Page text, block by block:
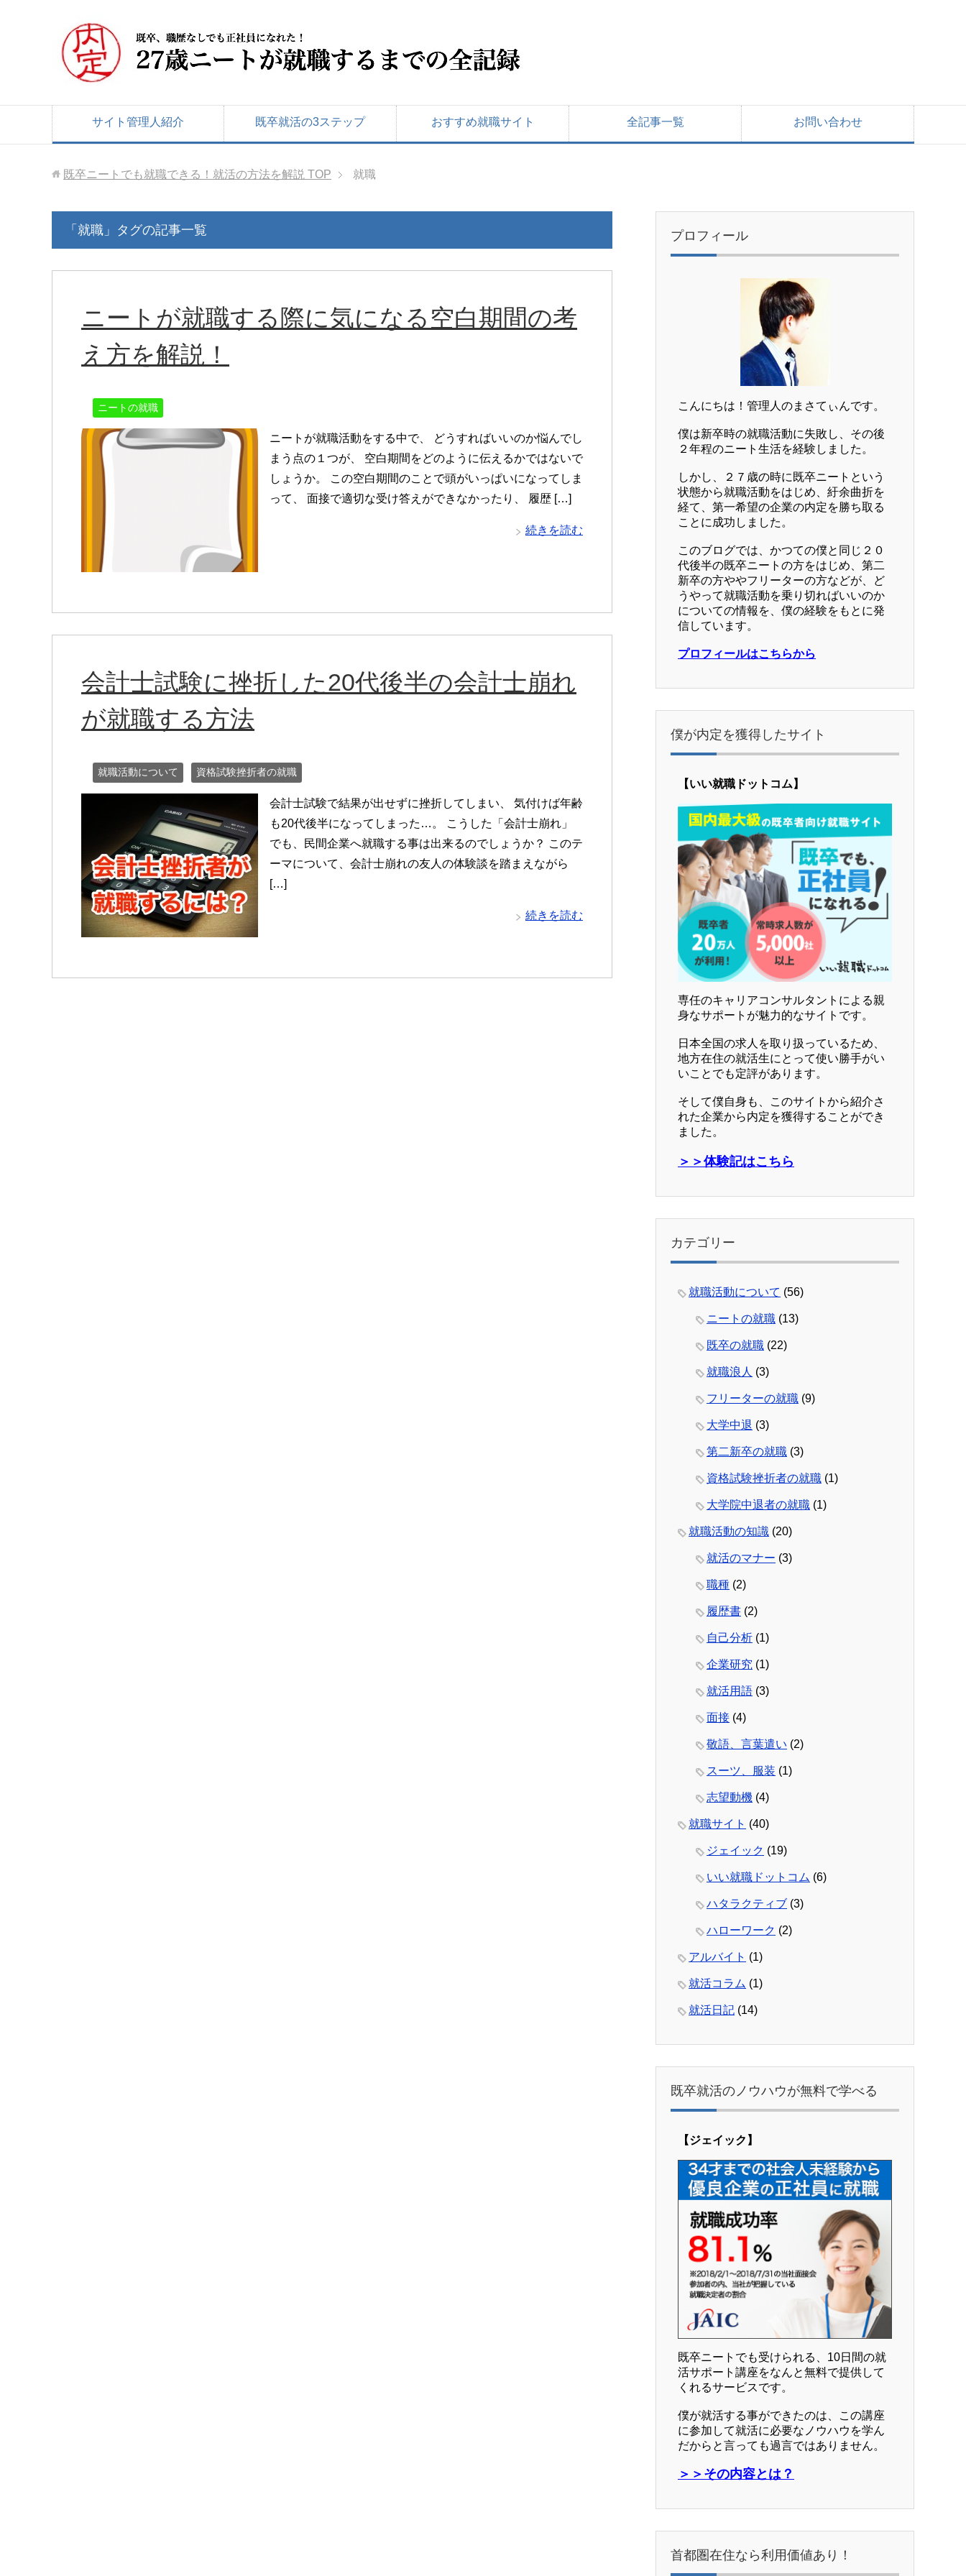
サイト管理人紹介 既卒就活の3ステップ おすすめ就職サイト 全記事一覧 お問い合わせ
既卒ニートでも就職できる！就活の方法を解説 TOP 就職
「就職」タグの記事一覧
ニートが就職する際に気になる空白期間の考
え方を解説！
ニートの就職
ニートが就職活動をする中で、 どうすればいいのか悩んでし
まう点の１つが、 空白期間をどのように伝えるかではないで
しょうか。 この空白期間のことで頭がいっぱいになってしま
って、 面接で適切な受け答えができなかったり、 履歴 […]
続きを読む
会計士試験に挫折した20代後半の会計士崩れ
が就職する方法
就職活動について 資格試験挫折者の就職
会計士試験で結果が出せずに挫折してしまい、 気付けば年齢
も20代後半になってしまった…。 こうした「会計士崩れ」
でも、民間企業へ就職する事は出来るのでしょうか？ このテ
ーマについて、会計士崩れの友人の体験談を踏まえながら
[…]
続きを読む
プロフィール
こんにちは！管理人のまさてぃんです。
僕は新卒時の就職活動に失敗し、その後
２年程のニート生活を経験しました。
しかし、２７歳の時に既卒ニートという
状態から就職活動をはじめ、紆余曲折を
経て、第一希望の企業の内定を勝ち取る
ことに成功しました。
このブログでは、かつての僕と同じ２０
代後半の既卒ニートの方をはじめ、第二
新卒の方ややフリーターの方などが、ど
うやって就職活動を乗り切ればいいのか
についての情報を、僕の経験をもとに発
信しています。
プロフィールはこちらから
僕が内定を獲得したサイト
【いい就職ドットコム】
専任のキャリアコンサルタントによる親
身なサポートが魅力的なサイトです。
日本全国の求人を取り扱っているため、
地方在住の就活生にとって使い勝手がい
いことでも定評があります。
そして僕自身も、このサイトから紹介さ
れた企業から内定を獲得することができ
ました。
＞＞体験記はこちら
カテゴリー
就職活動について (56)
ニートの就職 (13)
既卒の就職 (22)
就職浪人 (3)
フリーターの就職 (9)
大学中退 (3)
第二新卒の就職 (3)
資格試験挫折者の就職 (1)
大学院中退者の就職 (1)
就職活動の知識 (20)
就活のマナー (3)
職種 (2)
履歴書 (2)
自己分析 (1)
企業研究 (1)
就活用語 (3)
面接 (4)
敬語、言葉遣い (2)
スーツ、服装 (1)
志望動機 (4)
就職サイト (40)
ジェイック (19)
いい就職ドットコム (6)
ハタラクティブ (3)
ハローワーク (2)
アルバイト (1)
就活コラム (1)
就活日記 (14)
既卒就活のノウハウが無料で学べる
【ジェイック】
既卒ニートでも受けられる、10日間の就
活サポート講座をなんと無料で提供して
くれるサービスです。
僕が就活する事ができたのは、この講座
に参加して就活に必要なノウハウを学ん
だからと言っても過言ではありません。
＞＞その内容とは？
首都圏在住なら利用価値あり！